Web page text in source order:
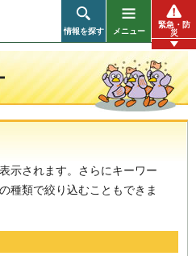
情報を探す メニュー
緊急・防
災
示されます。さらにキーワー
種類で絞り込むこともできま